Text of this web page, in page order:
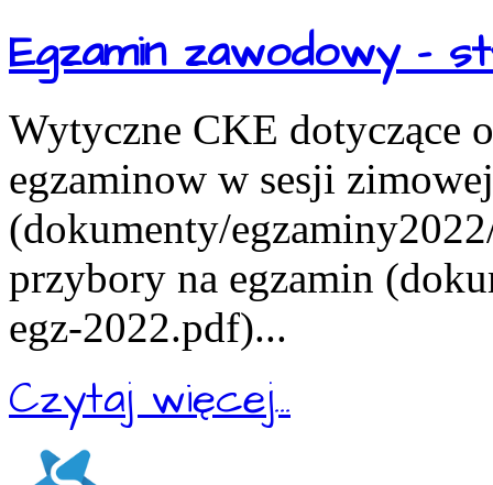
Egzamin zawodowy -
Wytyczne CKE dotyczące
egzaminow w sesji
(dokumenty/
przybory na egzamin
egz-2022.pdf)...
Czytaj więcej...